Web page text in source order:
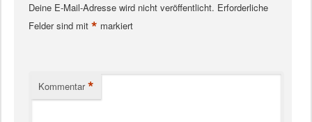
Deine E-Mail-Adresse wird nicht veröffentlicht. Erforderliche
Felder sind mit * markiert
Kommentar *